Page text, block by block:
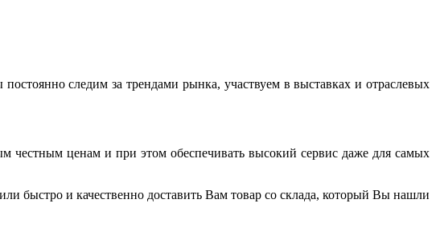
следим за трендами рынка, участвуем в выставках и отраслевых
честным ценам и при этом обеспечивать высокий сервис даже для самых
быстро и качественно доставить Вам товар со склада, который Вы нашли